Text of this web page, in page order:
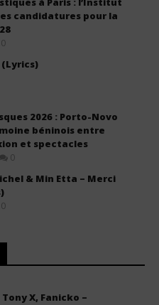
candidatures pour la
0
(Lyrics)
2026 : Porto-Novo
béninois entre
et spectacles
0
& Min Etta – Merci
0
X, Fanicko –